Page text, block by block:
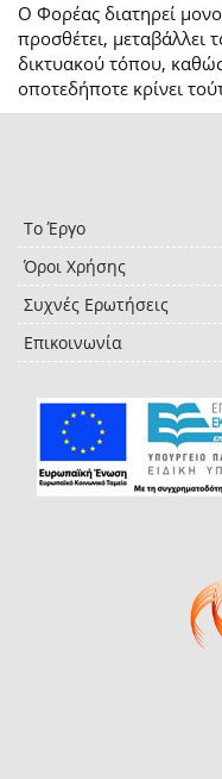
Ο Φορέας διατηρεί
προσθέτει, μεταβάλλει
δικτυακού τόπου,
οποτεδήποτε κρίνει
Το Έργο
Όροι Χρήσης
Συχνές Ερωτήσεις
Επικοινωνία